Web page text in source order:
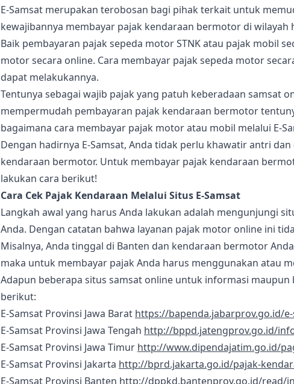
E-Samsat merupakan terobosan bagi pihak terkait untuk
kewajibannya membayar pajak kendaraan bermotor di wilayah
Baik pembayaran pajak sepeda motor STNK atau pajak mobil
motor secara online. Cara membayar pajak sepeda motor
dapat melakukannya.
Tentunya sebagai wajib pajak yang patuh keberadaan samsat
mempermudah pembayaran pajak kendaraan bermotor
bagaimana cara membayar pajak motor atau mobil melalui E-
Dengan hadirnya E-Samsat, Anda tidak perlu khawatir antri
kendaraan bermotor. Untuk membayar pajak kendaraan
lakukan cara berikut!
Cara Cek Pajak Kendaraan Melalui Situs E-Samsat
Langkah awal yang harus Anda lakukan adalah mengunjungi
Anda. Dengan catatan bahwa layanan pajak motor online ini
Misalnya, Anda tinggal di Banten dan kendaraan bermotor
maka untuk membayar pajak Anda harus menggunakan atau
Adapun beberapa situs samsat online untuk informasi
berikut:
E-Samsat Provinsi Jawa Barat https://bapenda.jabarprov.go.id/
E-Samsat Provinsi Jawa Tengah http://bppd.jatengprov.go.id/
E-Samsat Provinsi Jawa Timur http://www.dipendajatim.go.id/
E-Samsat Provinsi Jakarta http://bprd.jakarta.go.id/pajak-
E-Samsat Provinsi Banten http://dppkd.bantenprov.go.id/read/